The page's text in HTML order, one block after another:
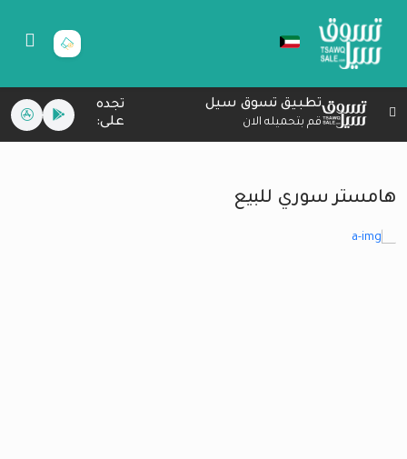
تطبيق تسوق سيل
قم بتحميله الان
تجده
على:
هامستر سوري للبيع